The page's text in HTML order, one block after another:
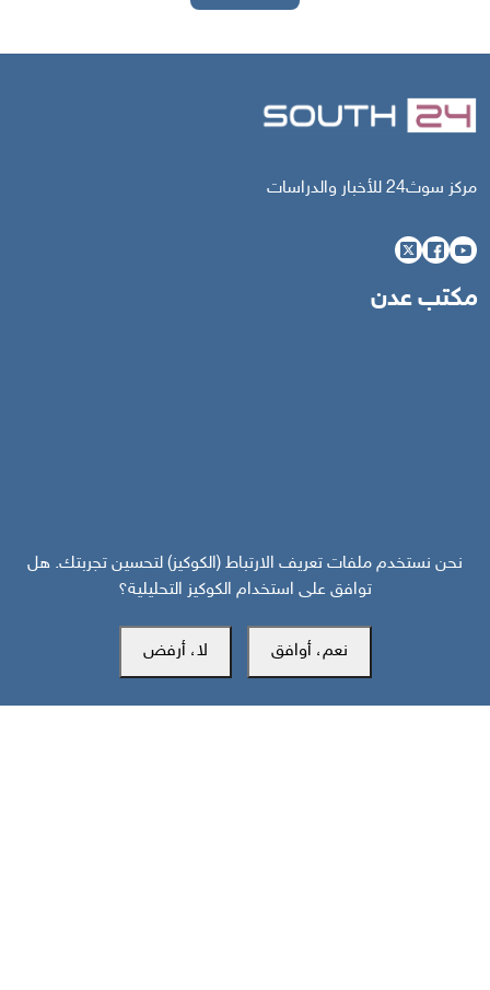
مركز سوث24 للأخبار والدراسات
مكتب عدن
المكتب الرئيسي
نحن نستخدم ملفات تعريف الارتباط (الكوكيز) لتحسين تجربتك. هل
توافق على استخدام الكوكيز التحليلية؟
نعم، أوافق لا، أرفض